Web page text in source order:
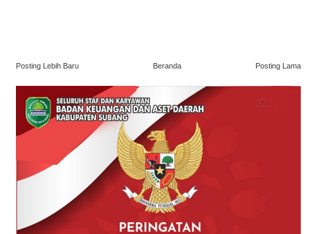
Posting Lebih Baru Posting Lama
Beranda